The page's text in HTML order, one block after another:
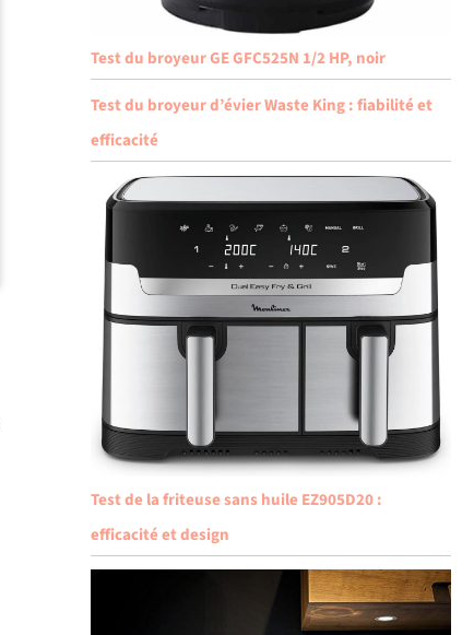
Test du broyeur GE GFC525N 1/2 HP, noir
Test du broyeur d’évier Waste King : fiabilité et
efficacité
Test de la friteuse sans huile EZ905D20 :
efficacité et design